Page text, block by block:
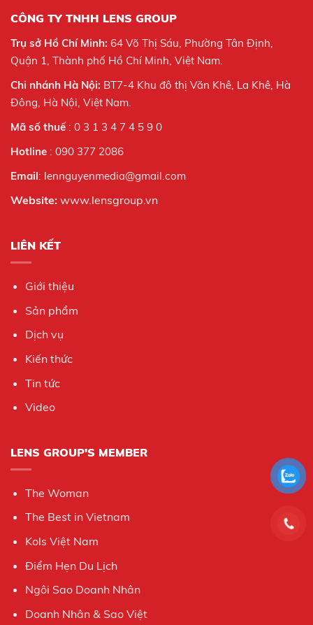
CÔNG TY TNHH LENS GROUP
Trụ sở Hồ Chí Minh: 64 Võ Thị Sáu, Phường Tân Định,
Quận 1, Thành phố Hồ Chí Minh, Việt Nam.
Chi nhánh Hà Nội: BT7-4 Khu đô thị Văn Khê, La Khê, Hà
Đông, Hà Nội, Việt Nam.
Mã số thuế : 0 3 1 3 4 7 4 5 9 0
Hotline : 090 377 2086
Email: lennguyenmedia@gmail.com
Website: www.lensgroup.vn
LIÊN KẾT
Giới thiệu
Sản phẩm
Dịch vụ
Kiến thức
Tin tức
Video
LENS GROUP'S MEMBER
The Woman
The Best in Vietnam
Kols Việt Nam
Điểm Hẹn Du Lịch
Ngôi Sao Doanh Nhân
Doanh Nhân & Sao Việt